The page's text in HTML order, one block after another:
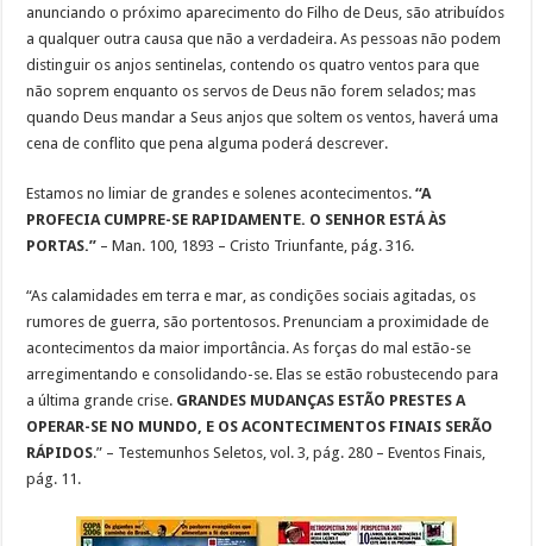
anunciando o próximo aparecimento do Filho de Deus, são atribuídos
a qualquer outra causa que não a verdadeira. As pessoas não podem
distinguir os anjos sentinelas, contendo os quatro ventos para que
não soprem enquanto os servos de Deus não forem selados; mas
quando Deus mandar a Seus anjos que soltem os ventos, haverá uma
cena de conflito que pena alguma poderá descrever.
Estamos no limiar de grandes e solenes acontecimentos.“A
PROFECIA CUMPRE-SE RAPIDAMENTE. O SENHOR ESTÁ ÀS
PORTAS.” – Man. 100, 1893 – Cristo Triunfante, pág. 316.
“As calamidades em terra e mar, as condições sociais agitadas, os
rumores de guerra, são portentosos. Prenunciam a proximidade de
acontecimentos da maior importância. As forças do mal estão-se
arregimentando e consolidando-se. Elas se estão robustecendo para
a última grande crise. GRANDES MUDANÇAS ESTÃO PRESTES A
OPERAR-SE NO MUNDO, E OS ACONTECIMENTOS FINAIS SERÃO
RÁPIDOS.” – Testemunhos Seletos, vol. 3, pág. 280 – Eventos Finais,
pág. 11.